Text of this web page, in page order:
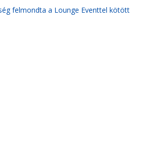
felmondta a Lounge Eventtel kötött